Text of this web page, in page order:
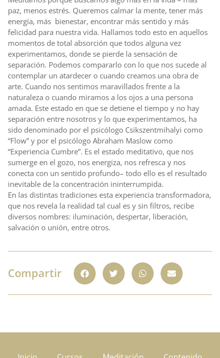
paz, menos estrés. Queremos calmar la mente, tener más
energía, más bienestar, encontrar más sentido y más
felicidad para nuestra vida. Hallamos todo esto en aquellos
momentos de total absorción que todos alguna vez
experimentamos, donde se pierde la sensación de
separación. Podemos compararlo con lo que nos sucede al
contemplar un atardecer o cuando creamos una obra de
arte. Cuando nos sentimos maravillados frente a la
naturaleza o cuando miramos a los ojos a una persona
amada. Este estado en que se detiene el tiempo y no hay
separación entre nosotros y lo que experimentamos, ha
sido denominado por el psicólogo Csikszentmihalyi como
“Flow” y por el psicólogo Abraham Maslow como
“Experiencia Cumbre”. Es el estado meditativo, que nos
sumerge en el gozo, nos energiza, nos refresca y nos
conecta con un sentido profundo– todo ello es el resultado
inevitable de la concentración ininterrumpida.
En las distintas tradiciones esta experiencia transformadora,
que nos revela la realidad tal cual es y sin filtros, recibe
diversos nombres: iluminación, despertar, liberación,
salvación o unión, entre otros.
Compartir